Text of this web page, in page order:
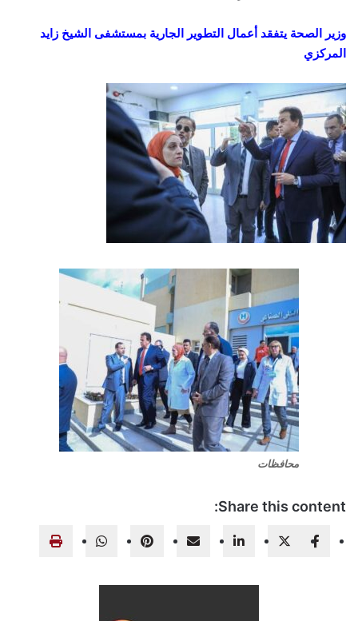
وزير الصحة يتفقد أعمال التطوير الجارية بمستشفى الشيخ زايد
المركزي
محافظات
Share this content: